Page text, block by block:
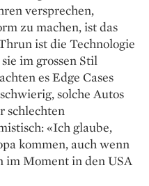
versprechen,
zu machen, ist das
ist die Technologie
im grossen Stil
es Edge Cases
solche Autos
schlechten
«Ich glaube,
kommen, auch wenn
im Moment in den USA